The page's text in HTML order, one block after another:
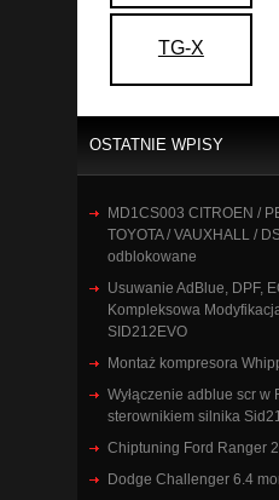
TG-X
OSTATNIE WPISY
MD1CS003 CITROEN /
TOYOTA / VAUXHALL /
odblokowane
Usuwanie AdBlue, DPF,
Kompleksowa
SID212EVO
Montaż kompresora
Wyłączenie adblue scr w
sterownikiem silnika
Chiptuning Ford Ranger
Dodge Challenger 6.4